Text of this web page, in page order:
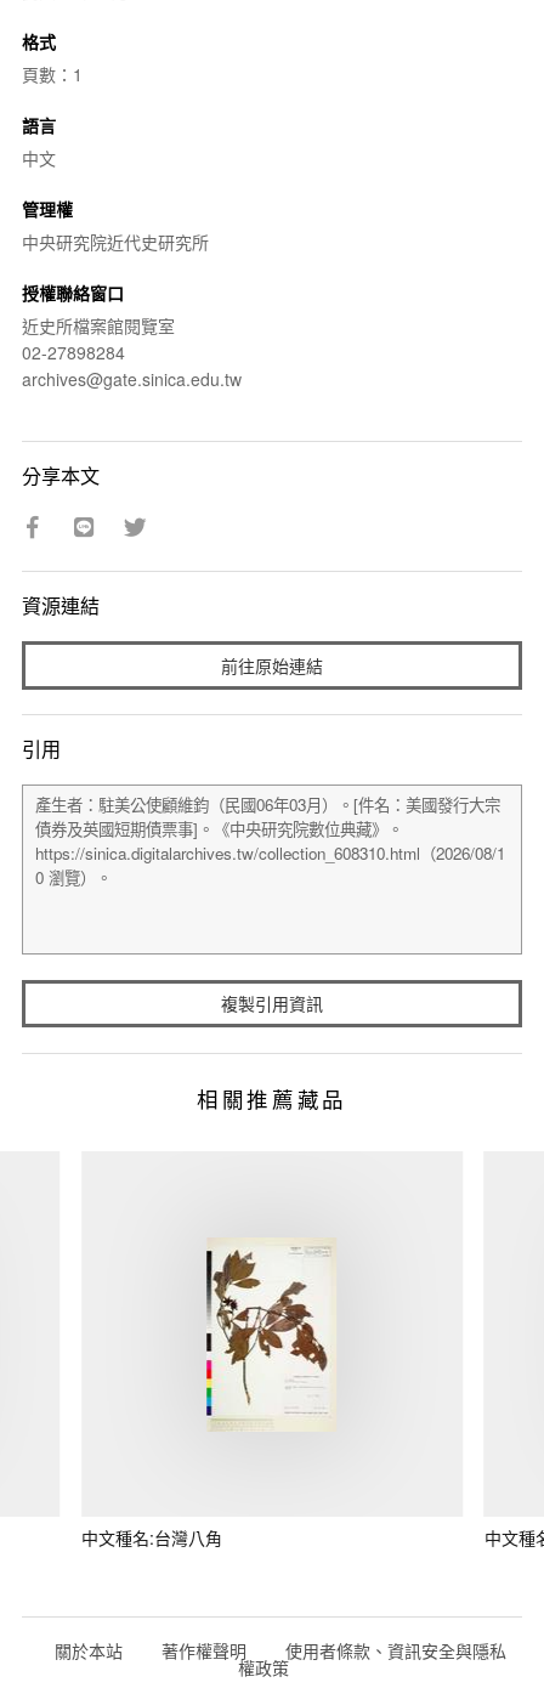
格式
頁數：1
語言
中文
管理權
中央研究院近代史研究所
授權聯絡窗口
近史所檔案館閱覽室
02-27898284
archives@gate.sinica.edu.tw
分享本文
資源連結
前往原始連結
引用
複製引用資訊
相關推薦藏品
中文種名:台灣八角 中文種
關於本站 著作權聲明 使用者條款、資訊安全與隱私
權政策